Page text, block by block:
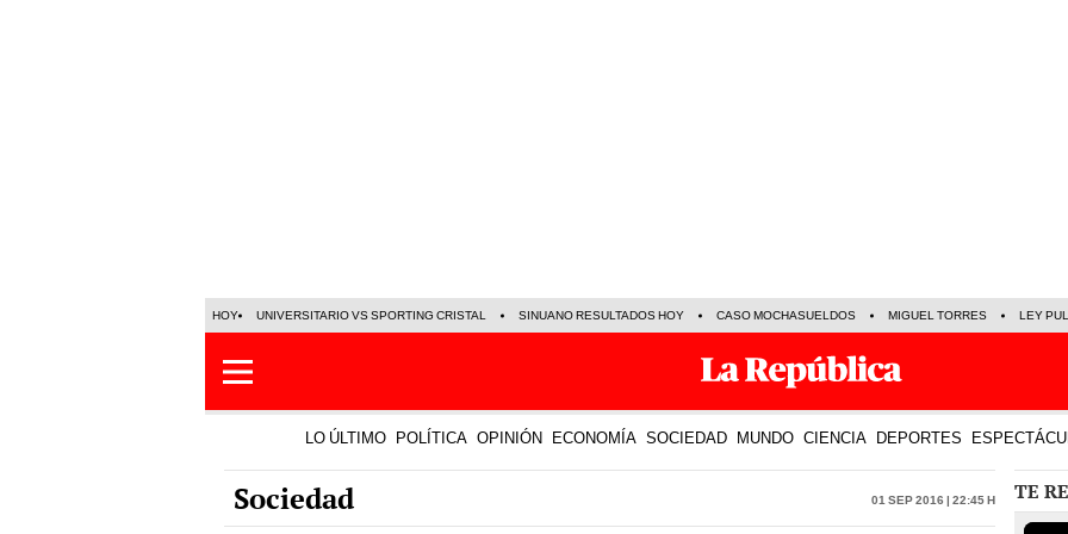
HOY UNIVERSITARIO VS SPORTING CRISTAL SINUANO RESULTADOS HOY CASO MOCHASUELDOS MIGUEL TORRES LEY
LO ÚLTIMO POLÍTICA OPINIÓN ECONOMÍA SOCIEDAD MUNDO CIENCIA DEPORTES
Sociedad 01 Sep 2016 | 22:45 h TE